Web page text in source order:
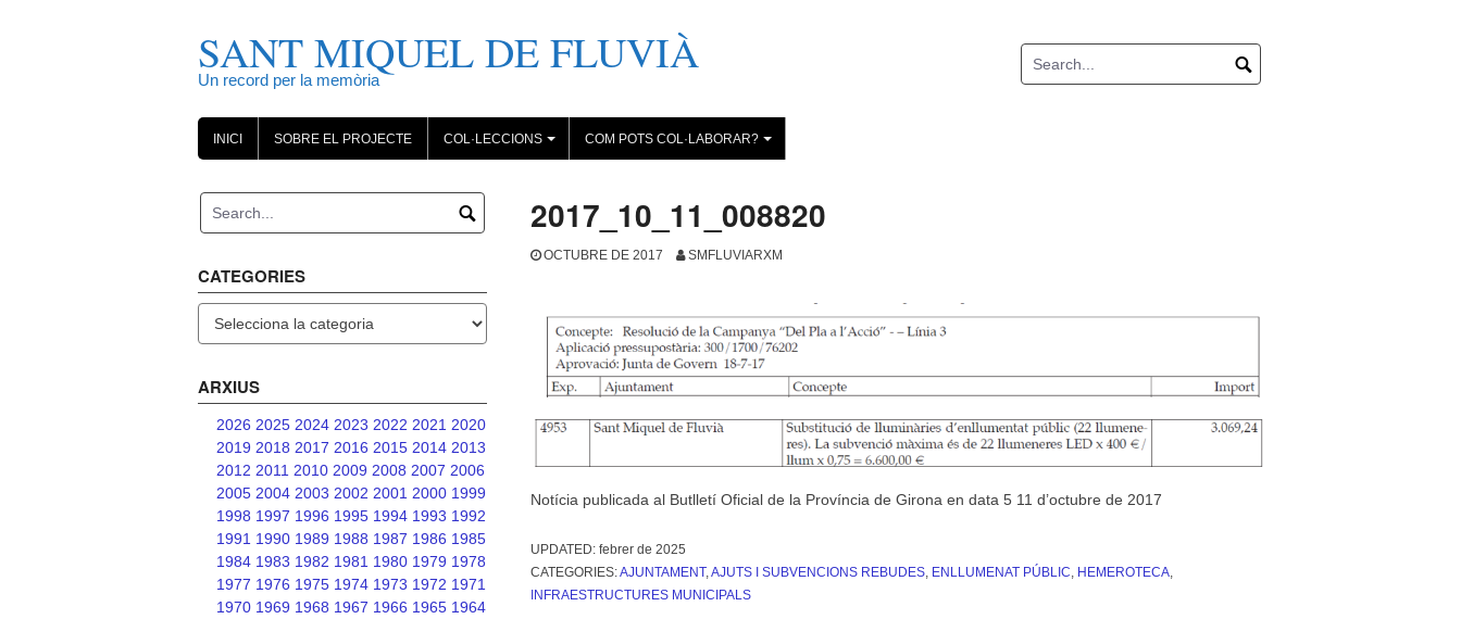
SANT MIQUEL DE FLUVIÀ
Un record per la memòria
INICI SOBRE EL PROJECTE
+
COL·LECCIONS
+
COM POTS COL·LABORAR?
2017_10_11_008820
OCTUBRE DE 2017 SMFLUVIARXM
Notícia publicada al Butlletí Oficial de la Província de Girona en data 5 11 d’octubre de 2017
UPDATED: febrer de 2025
CATEGORIES:AJUNTAMENT, AJUTS I SUBVENCIONS REBUDES ENLLUMENAT PÚBLIC HEMEROTECA
INFRAESTRUCTURES MUNICIPALS
CATEGORIES
ARXIUS
2026 2025 2024 2023 2022 2021 2020
2019 2018 2017 2016 2015 2014 2013
2012 2011 2010 2009 2008 2007 2006
2005 2004 2003 2002 2001 2000 1999
1998 1997 1996 1995 1994 1993 1992
1991 1990 1989 1988 1987 1986 1985
1984 1983 1982 1981 1980 1979 1978
1977 1976 1975 1974 1973 1972 1971
1970 1969 1968 1967 1966 1965 1964